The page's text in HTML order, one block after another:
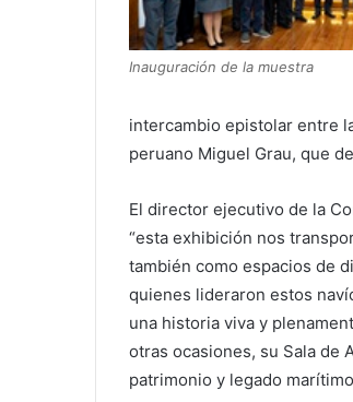
Inauguración de la muestra
intercambio epistolar entre
peruano Miguel Grau, que
El director ejecutivo de la
“esta exhibición nos
también como espacios de
quienes lideraron estos
una historia viva y
otras ocasiones, su Sala de
patrimonio y legado